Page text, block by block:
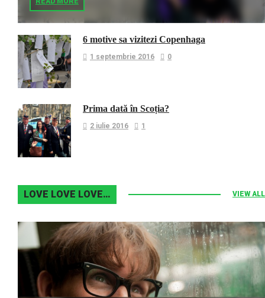
6 motive sa vizitezi Copenhaga
1 septembrie 2016 0
Prima dată în Scoția?
2 iulie 2016 1
LOVE LOVE LOVE… VIEW ALL